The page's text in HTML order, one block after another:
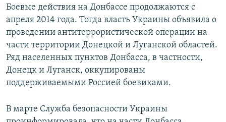
Боевые действия на Донбассе продолжаются с
апреля 2014 года. Тогда власть Украины объявила о
проведении антитеррористической операции на
части территории Донецкой и Луганской областей.
Ряд населенных пунктов Донбасса, в частности,
Донецк и Луганск, оккупированы
поддерживаемыми Россией боевиками.
В марте Служба безопасности Украины